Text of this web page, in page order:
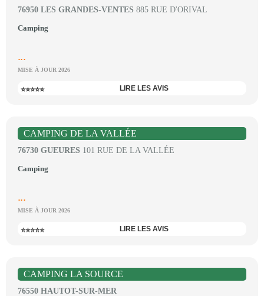
76950 LES GRANDES-VENTES 885 RUE D'ORIVAL
Camping
...
MISE À JOUR 2026
⭐⭐⭐⭐⭐ LIRE LES AVIS
CAMPING DE LA VALLÉE
76730 GUEURES 101 RUE DE LA VALLÉE
Camping
...
MISE À JOUR 2026
⭐⭐⭐⭐⭐ LIRE LES AVIS
CAMPING LA SOURCE
76550 HAUTOT-SUR-MER